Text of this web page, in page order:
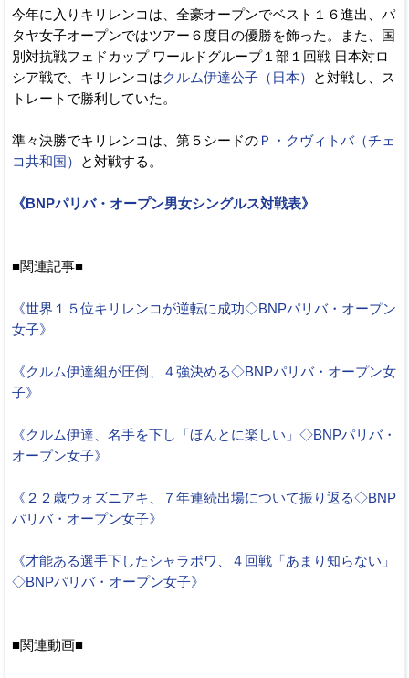
今年に入りキリレンコは、全豪オープンでベスト１６進出、パ
タヤ女子オープンではツアー６度目の優勝を飾った。また、国
別対抗戦フェドカップ ワールドグループ１部１回戦 日本対ロ
シア戦で、キリレンコはクルム伊達公子（日本）
と対戦し、ス
トレートで勝利していた。
準々決勝でキリレンコは、第５シードの Ｐ・クヴィトバ（チェ
コ共和国）
と対戦する。
《BNPパリバ・オープン男女シングルス対戦表》
■関連記事■
《世界１５位キリレンコが逆転に成功◇BNPパリバ・オープン
女子》
《クルム伊達組が圧倒、４強決める◇BNPパリバ・オープン女
子》
《クルム伊達、名手を下し「ほんとに楽しい」◇BNPパリバ・
オープン女子》
《２２歳ウォズニアキ、７年連続出場について振り返る◇BNP
パリバ・オープン女子》
《才能ある選手下したシャラポワ、４回戦「あまり知らない」
◇BNPパリバ・オープン女子》
■関連動画■